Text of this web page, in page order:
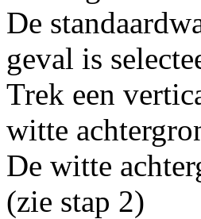
De
geval is
Trek een
witte
De witte
(zie stap 2)